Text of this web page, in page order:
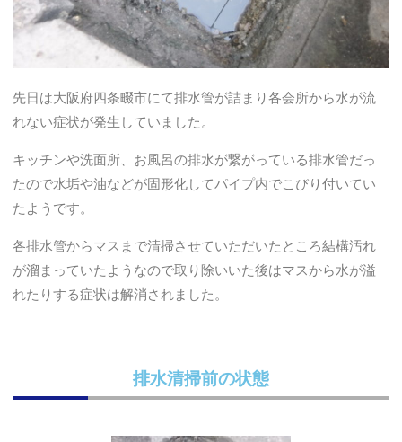
先日は大阪府四条畷市にて排水管が詰まり各会所から水が流
れない症状が発生していました。
キッチンや洗面所、お風呂の排水が繋がっている排水管だっ
たので水垢や油などが固形化してパイプ内でこびり付いてい
たようです。
各排水管からマスまで清掃させていただいたところ結構汚れ
が溜まっていたようなので取り除いいた後はマスから水が溢
れたりする症状は解消されました。
排水清掃前の状態